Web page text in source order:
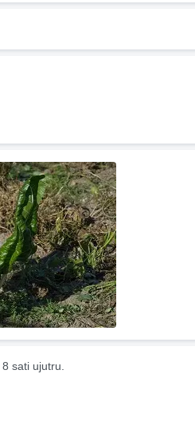
sati ujutru.